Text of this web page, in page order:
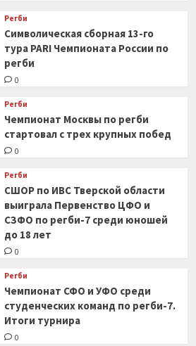
Регби
Символическая сборная 13-го
тура PARI Чемпионата России по
регби
0
Регби
Чемпионат Москвы по регби
стартовал с трех крупных побед
0
Регби
СШОР по ИВС Тверской области
выиграла Первенство ЦФО и
СЗФО по регби-7 среди юношей
до 18 лет
0
Регби
Чемпионат СФО и УФО среди
студенческих команд по регби-7.
Итоги турнира
0